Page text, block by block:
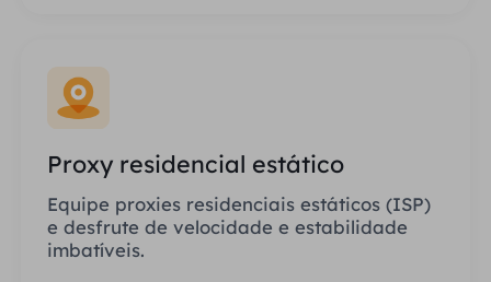
Proxy residencial estático
Equipe proxies residenciais estáticos (ISP)
e desfrute de velocidade e estabilidade
imbatíveis.